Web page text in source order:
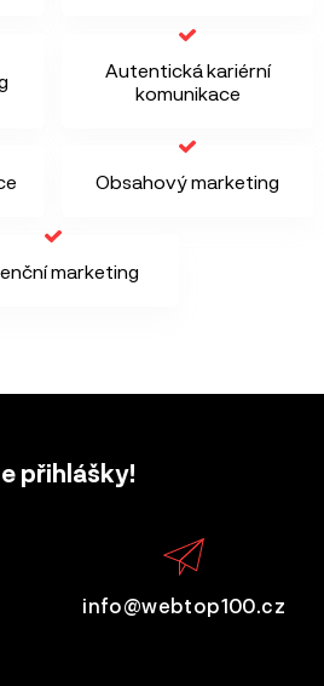
Autentická kariérní
komunikace
Obsahový marketing
marketing
přihlášky!
info@webtop100.cz